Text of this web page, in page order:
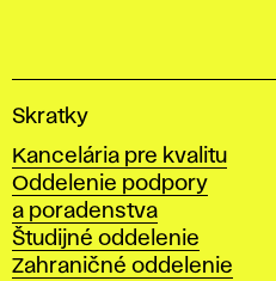
V
s
o
k
á
š
Skratky
Kancelária pre kvalitu
Oddelenie podpory
a poradenstva
Študijné oddelenie
Zahraničné oddelenie